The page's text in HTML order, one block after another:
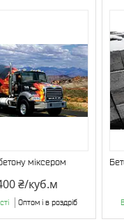
міксером
₴/куб.м
Оптом і в роздріб